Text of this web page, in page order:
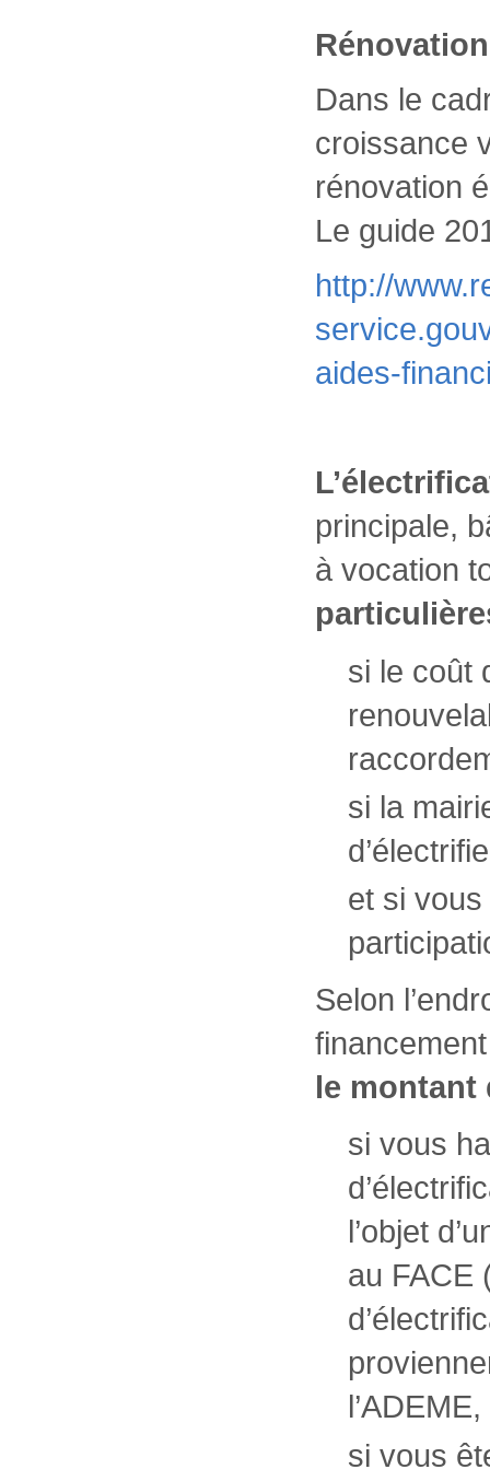
Dans le
croissance
rénovation
Le guide
http://
aides-
principale,
à vocation
si le coût
si la
et si vous
Selon
le montant
si vous
l’objet
au FACE
si vous